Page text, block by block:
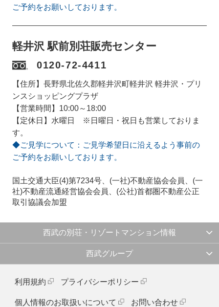
ご予約をお願いしております。
軽井沢 駅前別荘販売センター
0120-72-4411
【住所】長野県北佐久郡軽井沢町軽井沢 軽井沢・プリ
ンスショッピングプラザ
【営業時間】10:00～18:00
【定休日】水曜日 ※日曜日・祝日も営業しておりま
す。
◆ご見学について：ご見学希望日に沿えるよう事前の
ご予約をお願いしております。
国土交通大臣(4)第7234号、(一社)不動産協会会員、(一
社)不動産流通経営協会会員、(公社)首都圏不動産公正
取引協議会加盟
西武の別荘・リゾートマンション情報
西武グループ
利用規約 プライバシーポリシー
個人情報のお取扱いについて お問い合わせ